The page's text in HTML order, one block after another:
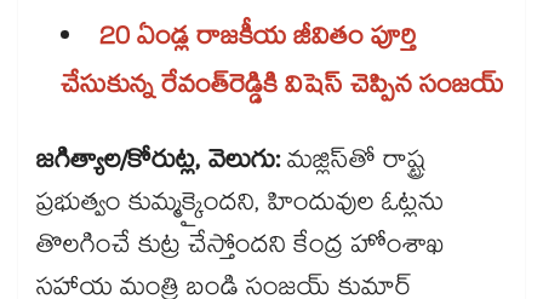
20 ఏండ్ల రాజకీయ జీవితం పూర్తి
చేసుకున్న రేవంత్‌‌‌‌రెడ్డికి విషెస్ చెప్పిన సంజయ్​
జగిత్యాల/కోరుట్ల, వెలుగు:మజ్లిస్‌‌‌‌తో రాష్ట్ర
ప్రభుత్వం కుమ్మక్కైందని, హిందువుల ఓట్లను
తొలగించే కుట్ర చేస్తోందని కేంద్ర హోంశాఖ